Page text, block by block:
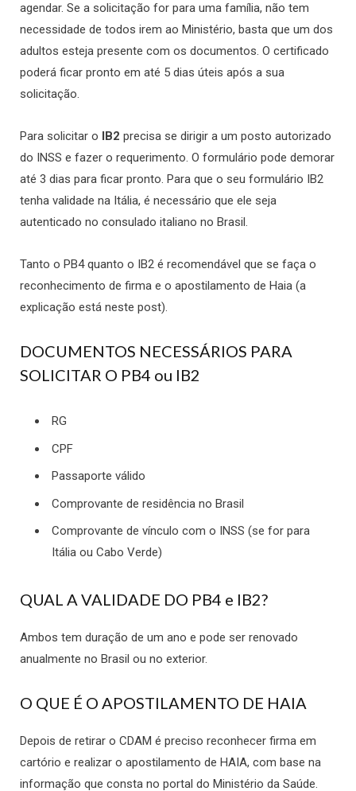
agendar. Se a solicitação for para uma família, não tem
necessidade de todos irem ao Ministério, basta que um dos
adultos esteja presente com os documentos. O certificado
poderá ficar pronto em até 5 dias úteis após a sua
solicitação.
Para solicitar o IB2 precisa se dirigir a um posto autorizado
do INSS e fazer o requerimento. O formulário pode demorar
até 3 dias para ficar pronto. Para que o seu formulário IB2
tenha validade na Itália, é necessário que ele seja
autenticado no consulado italiano no Brasil.
Tanto o PB4 quanto o IB2 é recomendável que se faça o
reconhecimento de firma e o apostilamento de Haia (a
explicação está neste post).
DOCUMENTOS NECESSÁRIOS PARA
SOLICITAR O PB4 ou IB2
RG
CPF
Passaporte válido
Comprovante de residência no Brasil
Comprovante de vínculo com o INSS (se for para
Itália ou Cabo Verde)
QUAL A VALIDADE DO PB4 e IB2?
Ambos tem duração de um ano e pode ser renovado
anualmente no Brasil ou no exterior.
O QUE É O APOSTILAMENTO DE HAIA
Depois de retirar o CDAM é preciso reconhecer firma em
cartório e realizar o apostilamento de HAIA, com base na
informação que consta no portal do Ministério da Saúde.